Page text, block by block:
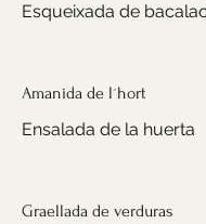
Esqueixada de
Amanida de l´hort
Ensalada de la huerta
Graellada de verduras